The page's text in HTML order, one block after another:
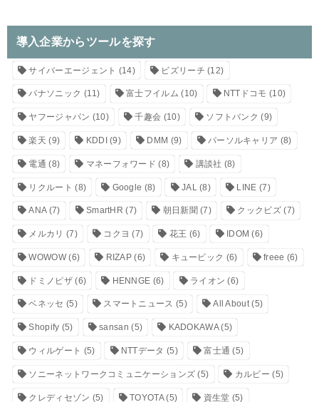
導入企業からツールを探す
サイバーエージェント (14) ビズリーチ (12)
パナソニック (11) 富士フイルム (10) NTTドコモ (10)
ヤフージャパン (10) 千趣会 (10) ソフトバンク (9)
楽天 (9) KDDI (9) DMM (9) パーソルキャリア (8)
電通 (8) マネーフォワード (8) 講談社 (8)
リクルート (8) Google (8) JAL (8) LINE (7)
ANA(7) SmartHR (7) 朝日新聞 (7) クックビズ(7)
メルカリ (7) コクヨ (7) 花王 (6) IDOM (6)
WOWOW(6) RIZAP (6) キュービック (6) freee (6)
ドミノピザ(6) HENNGE (6) ライオン (6)
ベネッセ (5) スマートニュース (5) All About(5)
Shopify (5) sansan (5) KADOKAWA(5)
ウィルゲート (5) NTTデータ (5) 富士通 (5)
ソニーネットワークコミュニケーションズ (5) カルビー (5)
クレディセゾン (5) TOYOTA(5) 資生堂 (5)